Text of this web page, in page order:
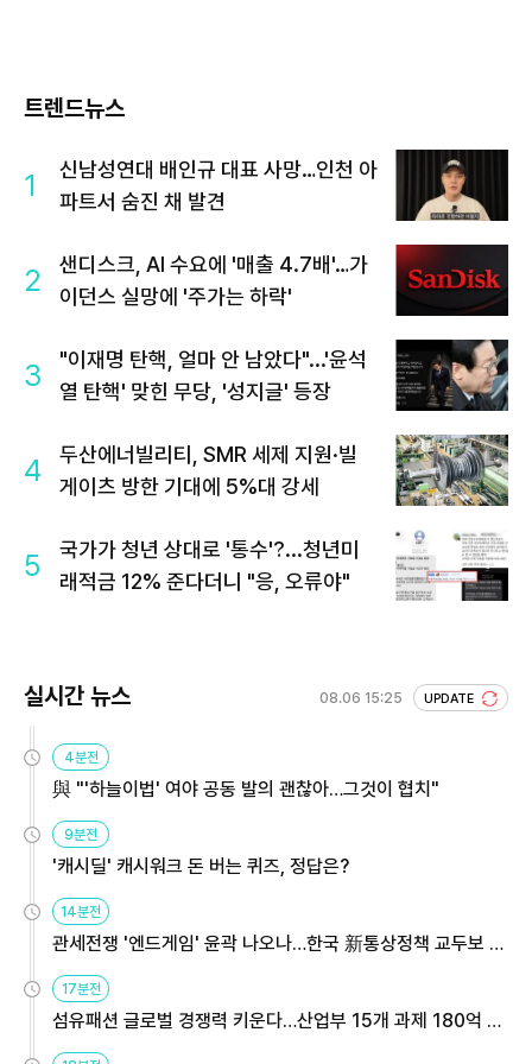
트렌드뉴스
1
신남성연대 배인규 대표 사망…인천 아
파트서 숨진 채 발견
2
샌디스크, AI 수요에 '매출 4.7배'…가
이던스 실망에 '주가는 하락'
3
"이재명 탄핵, 얼마 안 남았다"...'윤석
열 탄핵' 맞힌 무당, '성지글' 등장
4
두산에너빌리티, SMR 세제 지원·빌
게이츠 방한 기대에 5%대 강세
5
국가가 청년 상대로 '통수'?...청년미
래적금 12% 준다더니 "응, 오류야"
실시간 뉴스 08.06 15:25 UPDATE
4분전
與 "'하늘이법' 여야 공동 발의 괜찮아…그것이 협치"
9분전
'캐시딜' 캐시워크 돈 버는 퀴즈, 정답은?
14분전
관세전쟁 '엔드게임' 윤곽 나오나…한국 新통상정책 교두보 활
용해야
17분전
섬유패션 글로벌 경쟁력 키운다…산업부 15개 과제 180억 지
원